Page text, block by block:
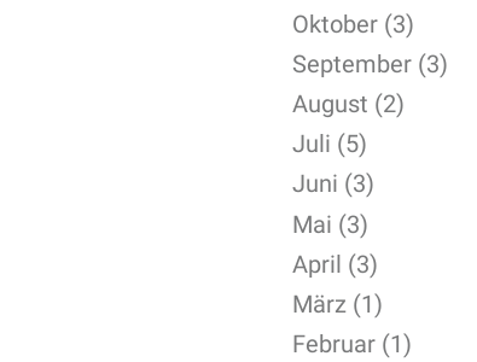
Oktober (3)
September (3)
August (2)
Juli (5)
Juni (3)
Mai (3)
April (3)
März (1)
Februar (1)